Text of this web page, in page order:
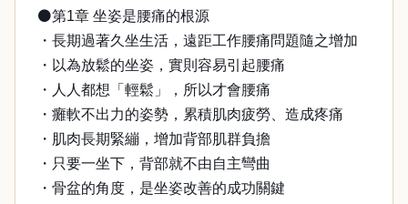
⚫第1章 坐姿是腰痛的根源
・長期過著久坐生活，遠距工作腰痛問題隨之增加
・以為放鬆的坐姿，實則容易引起腰痛
・人人都想「輕鬆」，所以才會腰痛
・癱軟不出力的姿勢，累積肌肉疲勞、造成疼痛
・肌肉長期緊繃，增加背部肌群負擔
・只要一坐下，背部就不由自主彎曲
・骨盆的角度，是坐姿改善的成功關鍵